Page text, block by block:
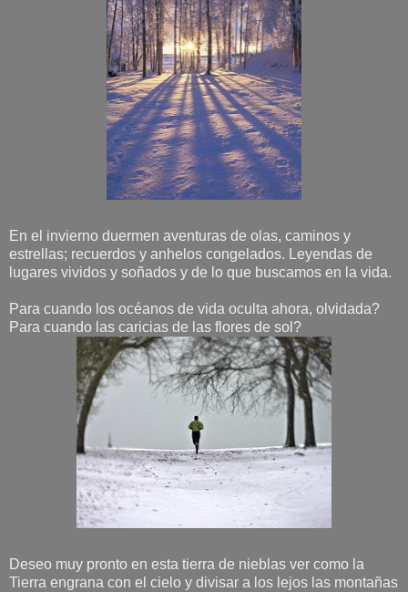
En el invierno duermen aventuras de olas, caminos y
estrellas; recuerdos y anhelos congelados. Leyendas de
lugares vividos y soñados y de lo que buscamos en la vida.
Para cuando los océanos de vida oculta ahora, olvidada?
Para cuando las caricias de las flores de sol?
Deseo muy pronto en esta tierra de nieblas ver como la
Tierra engrana con el cielo y divisar a los lejos las montañas